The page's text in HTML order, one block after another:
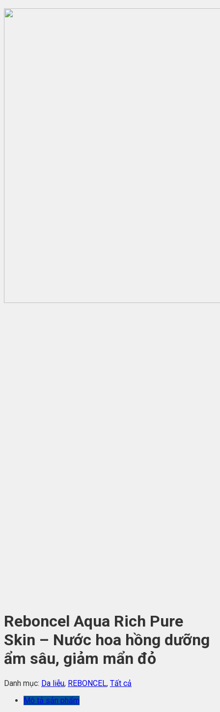
Reboncel Aqua Rich Pure
Skin – Nước hoa hồng dưỡng
ẩm sâu, giảm mẩn đỏ
Danh mục: Da liễu, REBONCEL, Tất cả
Mô tả sản phẩm